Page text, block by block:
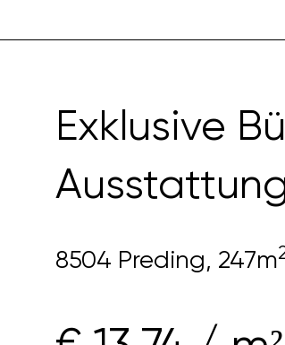
Exklusive
8504 Preding, 247m